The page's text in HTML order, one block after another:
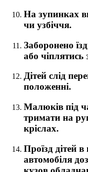
На зупинках
чи узбіччя.
Заборонено
або
Дітей слід
положенні.
Малюків під
тримати на
кріслах.
Проїзд дітей
автомобіля